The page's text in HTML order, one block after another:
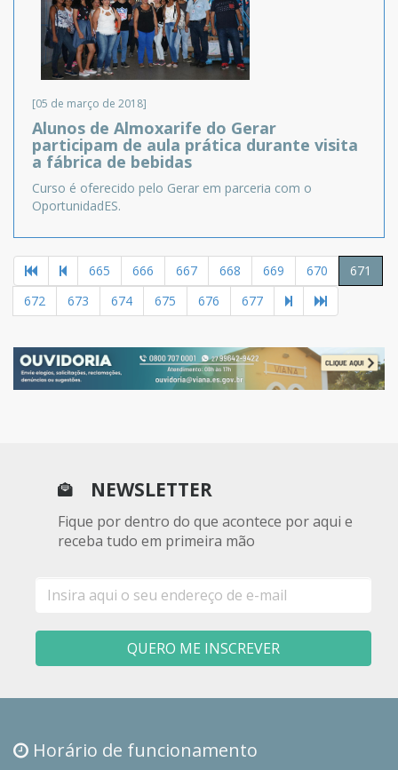
[05 de março de 2018]
Alunos de Almoxarife do Gerar
participam de aula prática durante visita
a fábrica de bebidas
Curso é oferecido pelo Gerar em parceria com o
OportunidadES.
665 666 667 668 669 670
671
672
673 674 675 676 677
NEWSLETTER
Fique por dentro do que acontece por aqui e
receba tudo em primeira mão
mail
QUERO ME INSCREVER
Horário de funcionamento